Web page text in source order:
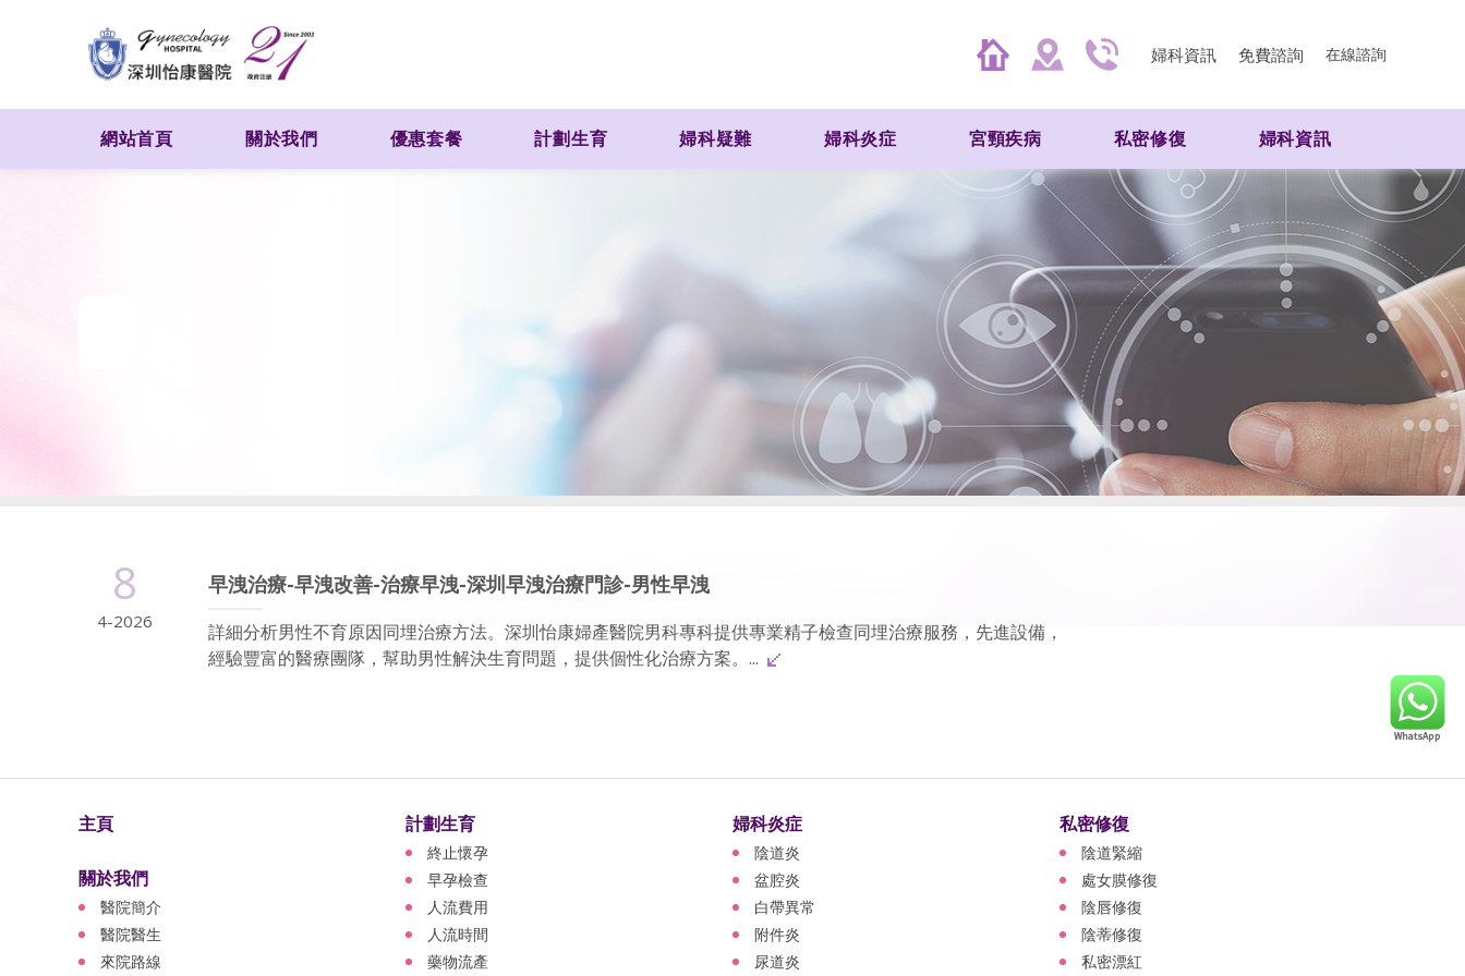
婦科資訊 免費諮詢 在線諮詢
網站首頁 關於我們 優惠套餐 計劃生育 婦科疑難 婦科炎症 宮頸疾病 私密修復 婦科資訊
8
4-2026
早洩治療-早洩改善-治療早洩-深圳早洩治療門診-男性早洩
詳細分析男性不育原因同埋治療方法。深圳怡康婦產醫院男科專科提供專業精子檢查同埋治療服務，先進設備，
經驗豐富的醫療團隊，幫助男性解決生育問題，提供個性化治療方案。...
主頁
關於我們
醫院簡介
醫院醫生
來院路線
計劃生育
終止懷孕
早孕檢查
人流費用
人流時間
藥物流產
婦科炎症
陰道炎
盆腔炎
白帶異常
附件炎
尿道炎
私密修復
陰道緊縮
處女膜修復
陰唇修復
陰蒂修復
私密漂紅